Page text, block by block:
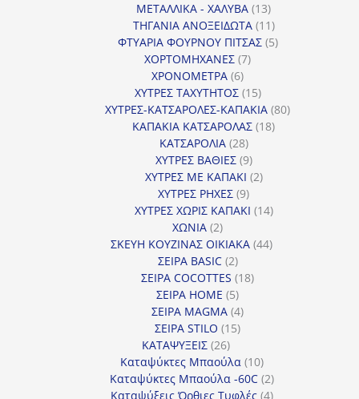
ΜΕΤΑΛΛΙΚΑ - ΧΑΛΥΒΑ 1313
προϊόντα
ΤΗΓΑΝΙΑ ΑΝΟΞΕΙΔΩΤΑ 1111
προϊόντα
ΦΤΥΑΡΙΑ ΦΟΥΡΝΟΥ ΠΙΤΣΑΣ 55
ΧΟΡΤΟΜΗΧΑΝΕΣ 77
ΧΡΟΝΟΜΕΤΡΑ 66
προϊόντα
ΧΥΤΡΕΣ ΤΑΧΥΤΗΤΟΣ 1515
προϊόντα
ΧΥΤΡΕΣ-ΚΑΤΣΑΡΟΛΕΣ-ΚΑΠΑΚΙΑ 8080
ΚΑΠΑΚΙΑ ΚΑΤΣΑΡΟΛΑΣ 1818
ΚΑΤΣΑΡΟΛΙΑ 2828
προϊόντα
ΧΥΤΡΕΣ ΒΑΘΙΕΣ 99
προϊόντα
ΧΥΤΡΕΣ ΜΕ ΚΑΠΑΚΙ 22
ΧΥΤΡΕΣ ΡΗΧΕΣ 99
προϊόντα
ΧΥΤΡΕΣ ΧΩΡΙΣ ΚΑΠΑΚΙ 1414
ΧΩΝΙΑ 22
προϊόντα
ΣΚΕΥΗ ΚΟΥΖΙΝΑΣ ΟΙΚΙΑΚΑ 4444
ΣΕΙΡΑ BASIC 22
προϊόντα
ΣΕΙΡΑ COCOTTES 1818
ΣΕΙΡΑ HOME 55
προϊόντα
ΣΕΙΡΑ MAGMA 44
προϊόντα
ΣΕΙΡΑ STILO 1515
ΚΑΤΑΨΥΞΕΙΣ 2626
προϊόντα
Καταψύκτες Μπαούλα 1010
προϊόντα
Καταψύκτες Μπαούλα -60C 22
προϊόντα
Καταψύξεις Όρθιες Τυφλές 44